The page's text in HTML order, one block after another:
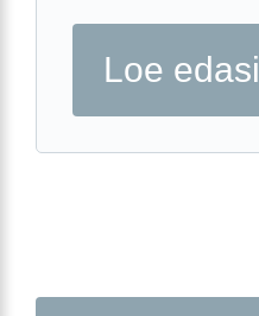
Loe edasi